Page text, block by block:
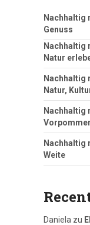
Nachhaltig
Genuss
Nachhaltig
Natur
Nachhaltig
Natur,
Nachhaltig
Nachhaltig
Weite
Daniela zu